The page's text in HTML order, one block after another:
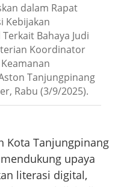
dalam Rapat
Kebijakan
Bahaya Judi
Koordinator
Tanjungpinang
Rabu (3/9/2025).
Kota Tanjungpinang
upaya
literasi digital,